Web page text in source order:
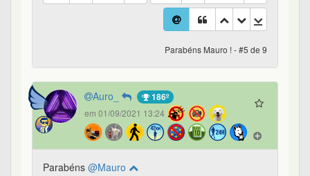
Parabéns Mauro ! - #5 de 9
Auro_ 186º
em 01/09/2021 13:24
Parabéns @Mauro